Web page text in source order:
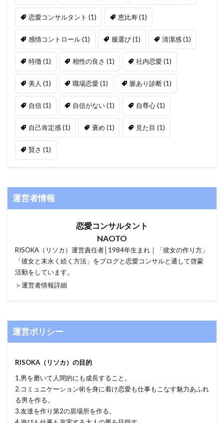
恋愛コンサルタント (1) 恵比寿(1)
感情コントロール(1) 服選び(1) 清潔感(1)
特徴(1) 相性の良さ (1) 社内恋愛(1)
美人 (1) 職場恋愛(1) 脈あり診断(1)
自信(1) 自信がない(1) 自尊心(1)
自己肯定感(1) 褒め (1) 見た目 (1)
賢さ (1)
運営者情報
恋愛コンサルタント
NAOTO
RISOKA（リソカ）運営責任者│1984年生まれ｜「彼女の作り方」
「彼女と末永く続く方法」をブログと恋愛コンサルと通して啓蒙
活動をしています。
＞運営者情報詳細
運営ポリシー
RISOKA（リソカ）の目的
1.男を磨いて人間的にも成長すること。
2.コミュニケーション術を身に着け恋愛も仕事もこなす魅力あふれ
る男を作る。
3.友達を作り第2の居場所を作る。